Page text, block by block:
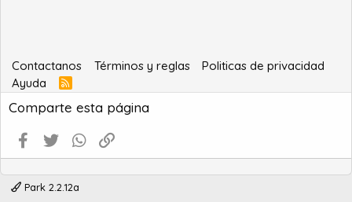
Contactanos Términos y reglas
Politicas de privacidad
Ayuda
R
S
S
Comparte esta página
Facebook
Twitter WhatsApp
Park 2.2.12a